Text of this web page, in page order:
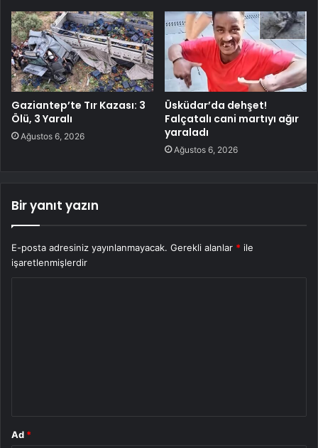
Gaziantep’te Tır Kazası: 3
Ölü, 3 Yaralı
Ağustos 6, 2026
Üsküdar’da dehşet!
Falçatalı cani martıyı ağır
yaraladı
Ağustos 6, 2026
Bir yanıt yazın
E-posta adresiniz yayınlanmayacak. Gerekli alanlar * ile
işaretlenmişlerdir
Ad *